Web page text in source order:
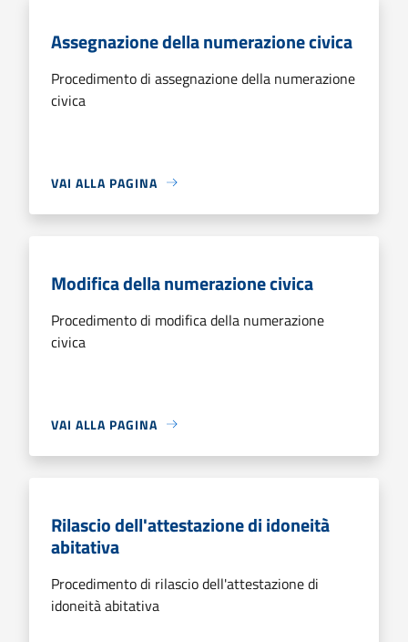
Assegnazione della numerazione civica
Procedimento di assegnazione della numerazione
civica
VAI ALLA PAGINA
Modifica della numerazione civica
Procedimento di modifica della numerazione
civica
VAI ALLA PAGINA
Rilascio dell'attestazione di idoneità
abitativa
Procedimento di rilascio dell'attestazione di
idoneità abitativa